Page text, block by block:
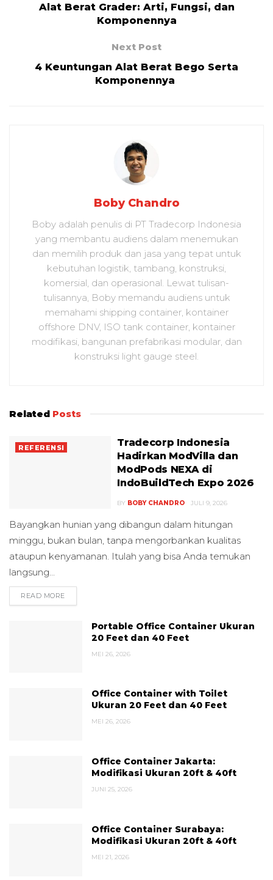
Alat Berat Grader: Arti, Fungsi, dan
Komponennya
Next Post
4 Keuntungan Alat Berat Bego Serta
Komponennya
Boby Chandro
Boby adalah penulis di PT Tradecorp Indonesia
yang membantu audiens dalam menemukan
dan memilih produk dan jasa yang tepat untuk
kebutuhan logistik, tambang, konstruksi,
komersial, dan operasional. Lewat tulisan-
tulisannya, Boby memandu audiens untuk
memahami shipping container, kontainer
offshore DNV, ISO tank container, kontainer
modifikasi, bangunan prefabrikasi modular, dan
konstruksi light gauge steel.
Related Posts
REFERENSI
Tradecorp Indonesia
Hadirkan ModVilla dan
ModPods NEXA di
IndoBuildTech Expo 2026
BY BOBY CHANDRO JULI 9, 2026
Bayangkan hunian yang dibangun dalam hitungan
minggu, bukan bulan, tanpa mengorbankan kualitas
ataupun kenyamanan. Itulah yang bisa Anda temukan
langsung...
READ MORE
Portable Office Container Ukuran
20 Feet dan 40 Feet
MEI 26, 2026
Office Container with Toilet
Ukuran 20 Feet dan 40 Feet
MEI 26, 2026
Office Container Jakarta:
Modifikasi Ukuran 20ft & 40ft
JUNI 25, 2026
Office Container Surabaya:
Modifikasi Ukuran 20ft & 40ft
MEI 21, 2026